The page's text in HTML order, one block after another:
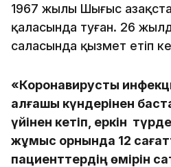
1967 жылы Шығыс
қаласында туған. 26
саласында қызмет етіп
«Коронавирустық
алғашқы күндерінен
үйінен кетіп, еркін
жұмыс орнында 12
пациенттердің өмірін